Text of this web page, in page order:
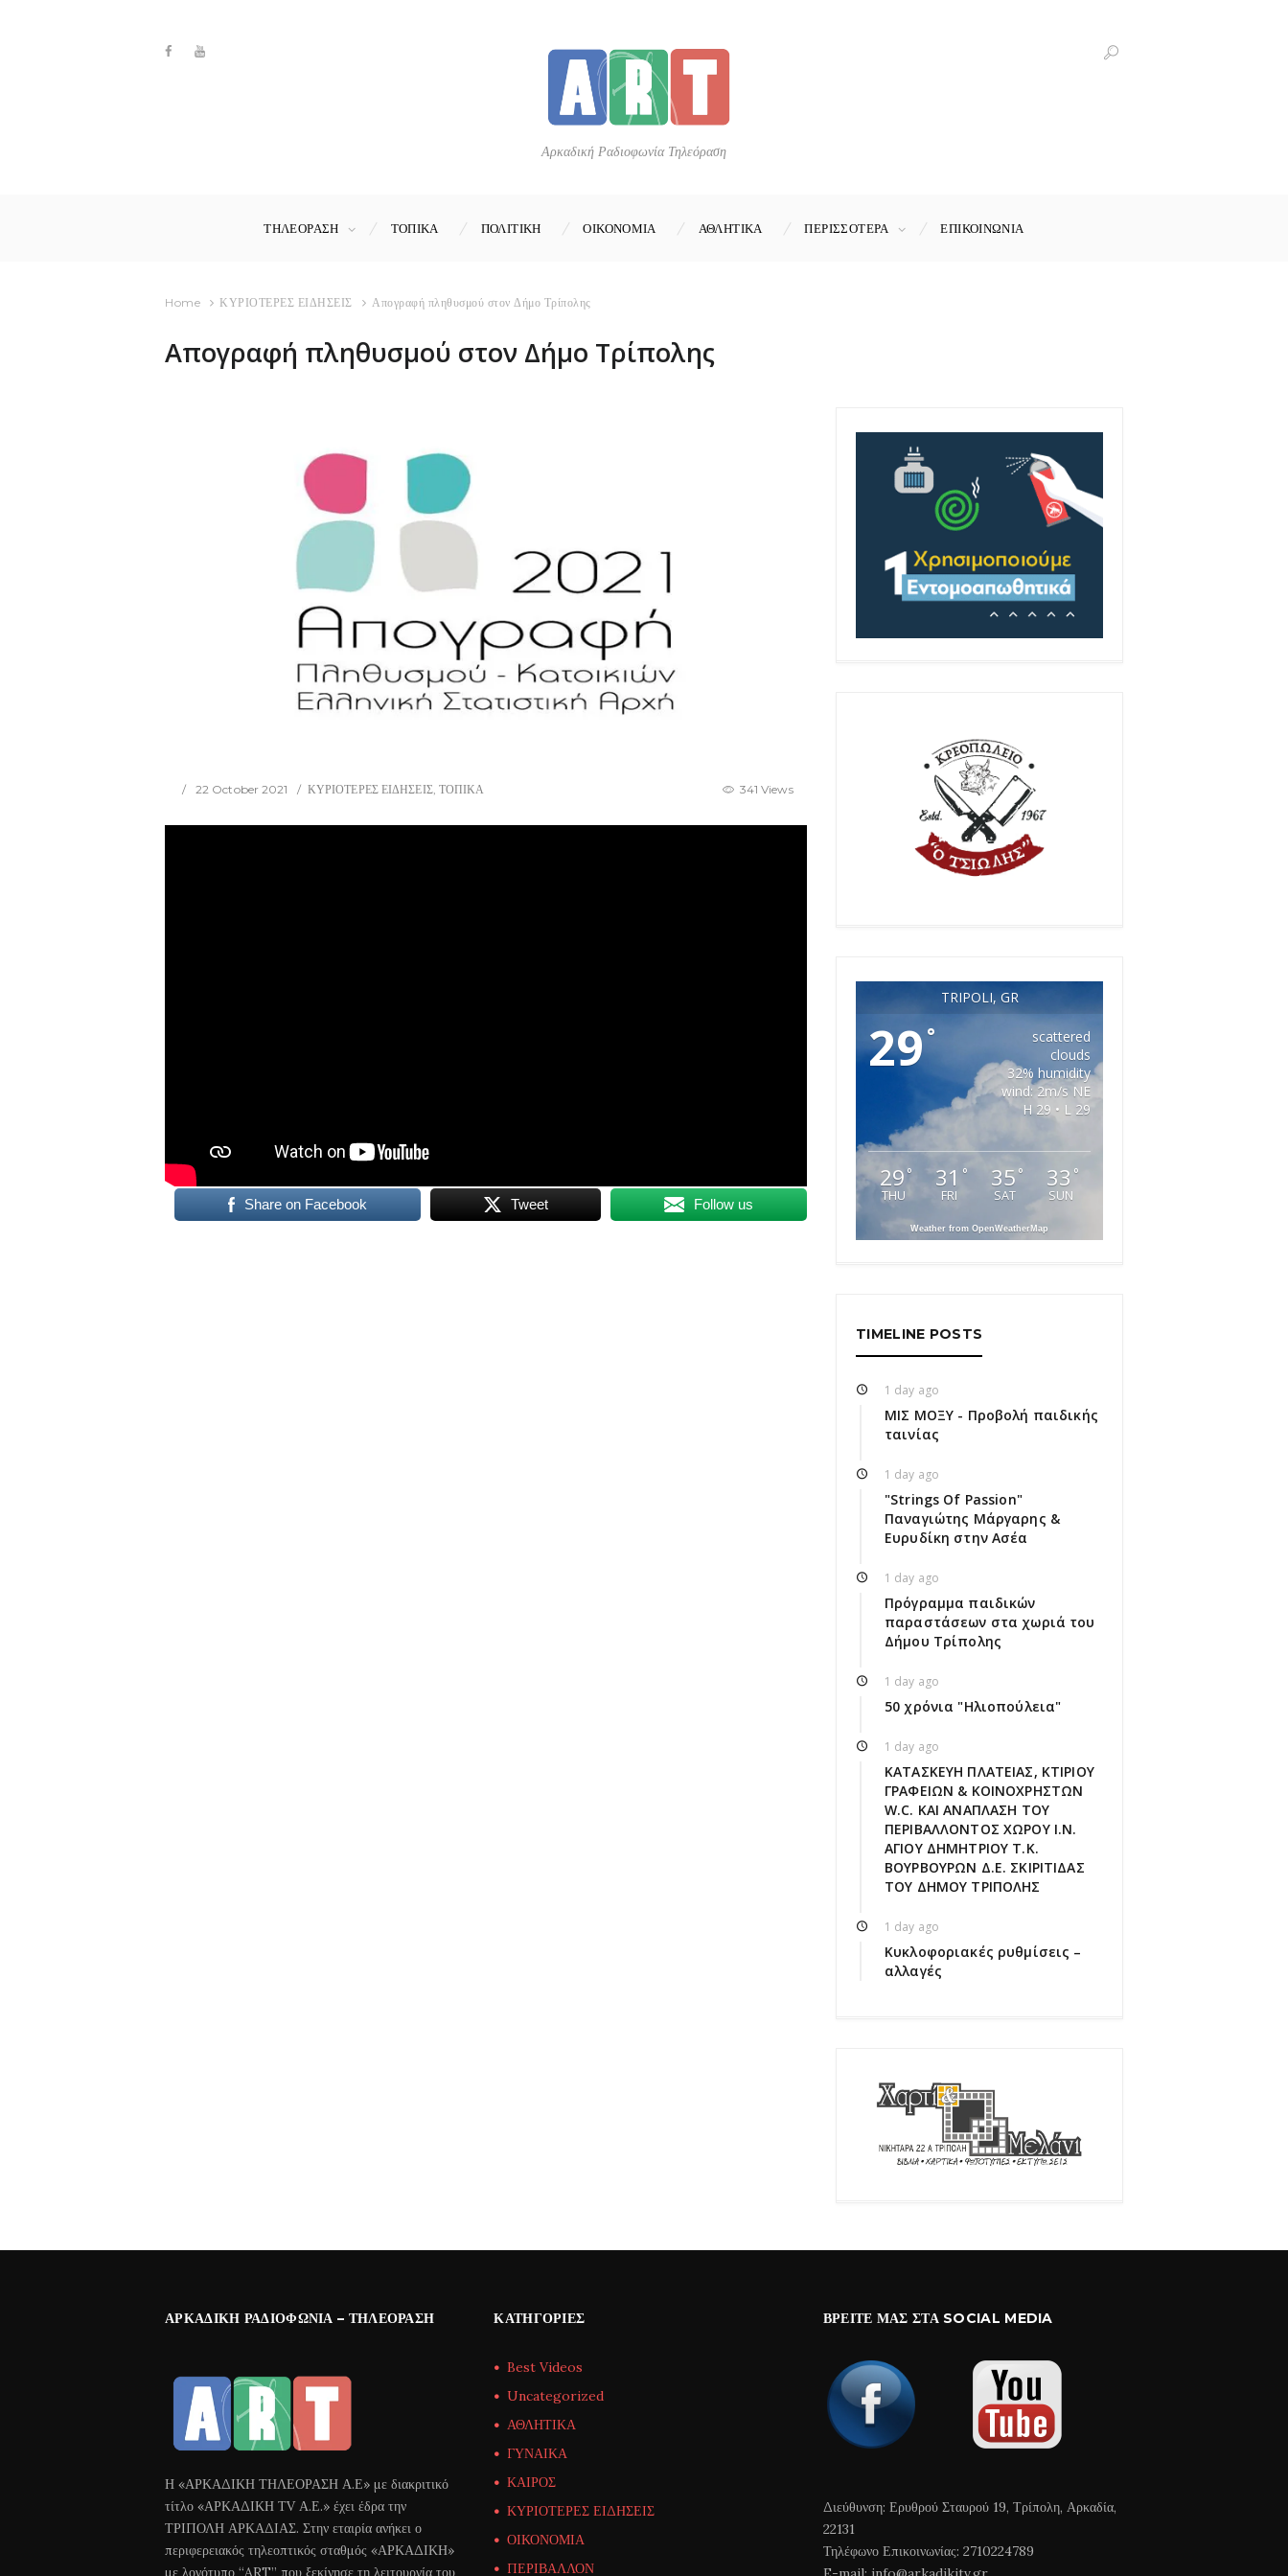
Αρκαδική Ραδιοφωνία Τηλεόραση
ΤΗΛΕΟΡΑΣΗ ΤΟΠΙΚΑ ΠΟΛΙΤΙΚΗ ΟΙΚΟΝΟΜΙΑ ΑΘΛΗΤΙΚΑ ΠΕΡΙΣΣΟΤΕΡΑ ΕΠΙΚΟΙΝΩΝΊΑ
Home ΚΥΡΙΟΤΕΡΕΣ ΕΙΔΗΣΕΙΣ Απογραφή πληθυσμού στον Δήμο Τρίπολης
Απογραφή πληθυσμού στον Δήμο Τρίπολης
22 October 2021 ΚΥΡΙΟΤΕΡΕΣ ΕΙΔΗΣΕΙΣ, ΤΟΠΙΚΑ 341 Views
Share on Facebook Tweet Follow us
TRIPOLI, GR
29°
scattered
clouds
32% humidity
wind: 2m/s NE
H 29 • L 29
29°
THU
31 °
FRI
35 °
SAT
33 °
SUN
Weather from OpenWeatherMap
TIMELINE POSTS
1 day ago
ΜΙΣ ΜΟΞΥ - Προβολή παιδικής
ταινίας
1 day ago
"Strings Of Passion"
Παναγιώτης Μάργαρης &
Ευρυδίκη στην Ασέα
1 day ago
Πρόγραμμα παιδικών
παραστάσεων στα χωριά του
Δήμου Τρίπολης
1 day ago
50 χρόνια "Ηλιοπούλεια"
1 day ago
ΚΑΤΑΣΚΕΥΗ ΠΛΑΤΕΙΑΣ, ΚΤΙΡΙΟΥ
ΓΡΑΦΕΙΩΝ & ΚΟΙΝΟΧΡΗΣΤΩΝ
W.C. ΚΑΙ ΑΝΑΠΛΑΣΗ ΤΟΥ
ΠΕΡΙΒΑΛΛΟΝΤΟΣ ΧΩΡΟΥ Ι.Ν.
ΑΓΙΟΥ ΔΗΜΗΤΡΙΟΥ Τ.Κ.
ΒΟΥΡΒΟΥΡΩΝ Δ.Ε. ΣΚΙΡΙΤΙΔΑΣ
ΤΟΥ ΔΗΜΟΥ ΤΡΙΠΟΛΗΣ
1 day ago
Κυκλοφοριακές ρυθμίσεις –
αλλαγές
ΑΡΚΑΔΙΚΉ ΡΑΔΙΟΦΩΝΊΑ – ΤΗΛΕΌΡΑΣΗ
Η «ΑΡΚΑΔΙΚΗ ΤΗΛΕΟΡΑΣΗ Α.Ε» με διακριτικό
τίτλο «ΑΡΚΑΔΙΚΗ ΤV Α.Ε.» έχει έδρα την
ΤΡΙΠΟΛΗ ΑΡΚΑΔΙΑΣ. Στην εταιρία ανήκει ο
περιφερειακός τηλεοπτικός σταθμός «ΑΡΚΑΔΙΚΗ»
ΚΑΤΗΓΟΡΊΕΣ
Best Videos
Uncategorized
ΑΘΛΗΤΙΚΑ
ΓΥΝΑΙΚΑ
ΚΑΙΡΟΣ
ΚΥΡΙΟΤΕΡΕΣ ΕΙΔΗΣΕΙΣ
ΟΙΚΟΝΟΜΙΑ
ΠΕΡΙΒΑΛΛΟΝ
ΒΡΕΊΤΕ ΜΑΣ ΣΤΑ SOCIAL MEDIA
Διεύθυνση: Ερυθρού Σταυρού 19, Τρίπολη, Αρκαδία,
22131
Τηλέφωνο Επικοινωνίας: 2710224789